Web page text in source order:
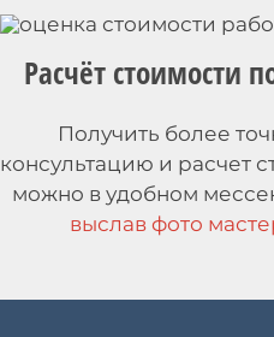
Расчёт стоимости
Получить более
консультацию и расчет
можно в удобном
выслав фото